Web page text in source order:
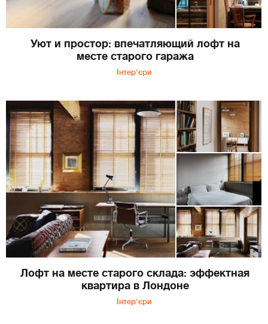
Уют и простор: впечатляющий лофт на
месте старого гаража
Інтер'єри
Лофт на месте старого склада: эффектная
квартира в Лондоне
Інтер'єри